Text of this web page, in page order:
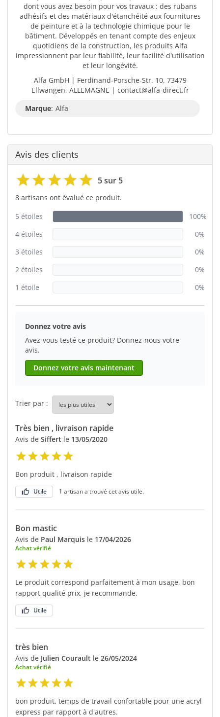
dont vous avez besoin pour vos travaux : des rubans
adhésifs et des matériaux d'étanchéité aux fournitures
de peinture et à la technologie chimique pour le
bâtiment. Développés en tenant compte des enjeux
quotidiens de la construction, les produits Alfa
impressionnent par leur fiabilité, leur facilité d'utilisation
et leur longévité.
Alfa GmbH | Ferdinand-Porsche-Str. 10, 73479
Ellwangen, ALLEMAGNE | contact@alfa-direct.fr
Marque: Alfa
Avis des clients
5 sur 5
8 artisans ont évalué ce produit.
5 étoiles
100%
4 étoiles
0%
3 étoiles
0%
2 étoiles
0%
1 étoile
0%
Donnez votre avis
Avez-vous testé ce produit? Donnez-nous votre
avis.
Donnez votre avis maintenant
Trier par :
Très bien , livraison rapide
Avis de Siffert le 13/05/2020
Bon produit , livraison rapide
Utile 1 artisan a trouvé cet avis utile.
Bon mastic
Avis de Paul Marquis le 17/04/2026
Achat vérifié
Le produit correspond parfaitement à mon usage, bon
rapport qualité prix, je recommande.
Utile
très bien
Avis de Julien Courault le 26/05/2024
Achat vérifié
bon produit, temps de travail confortable pour une acryl
express par rapport à d'autres.